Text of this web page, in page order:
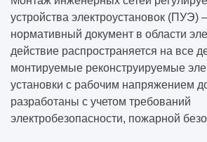
устройства электроустановок (ПУЭ)
нормативный документ в области
действие распространяется на все
монтируемые реконструируемые
установки с рабочим напряжением
разработаны с учетом требований
электробезопасности, пожарной